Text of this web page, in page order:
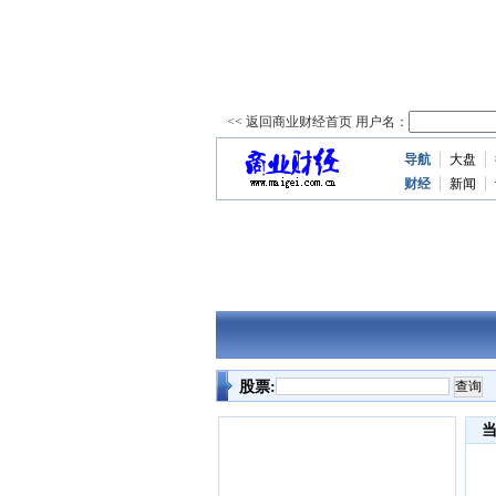
导航 大盘
财经
新闻
股票: